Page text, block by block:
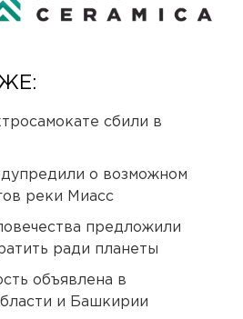
сбили в
о возможном
реки Миасс
предложили
ради планеты
объявлена в
и Башкирии